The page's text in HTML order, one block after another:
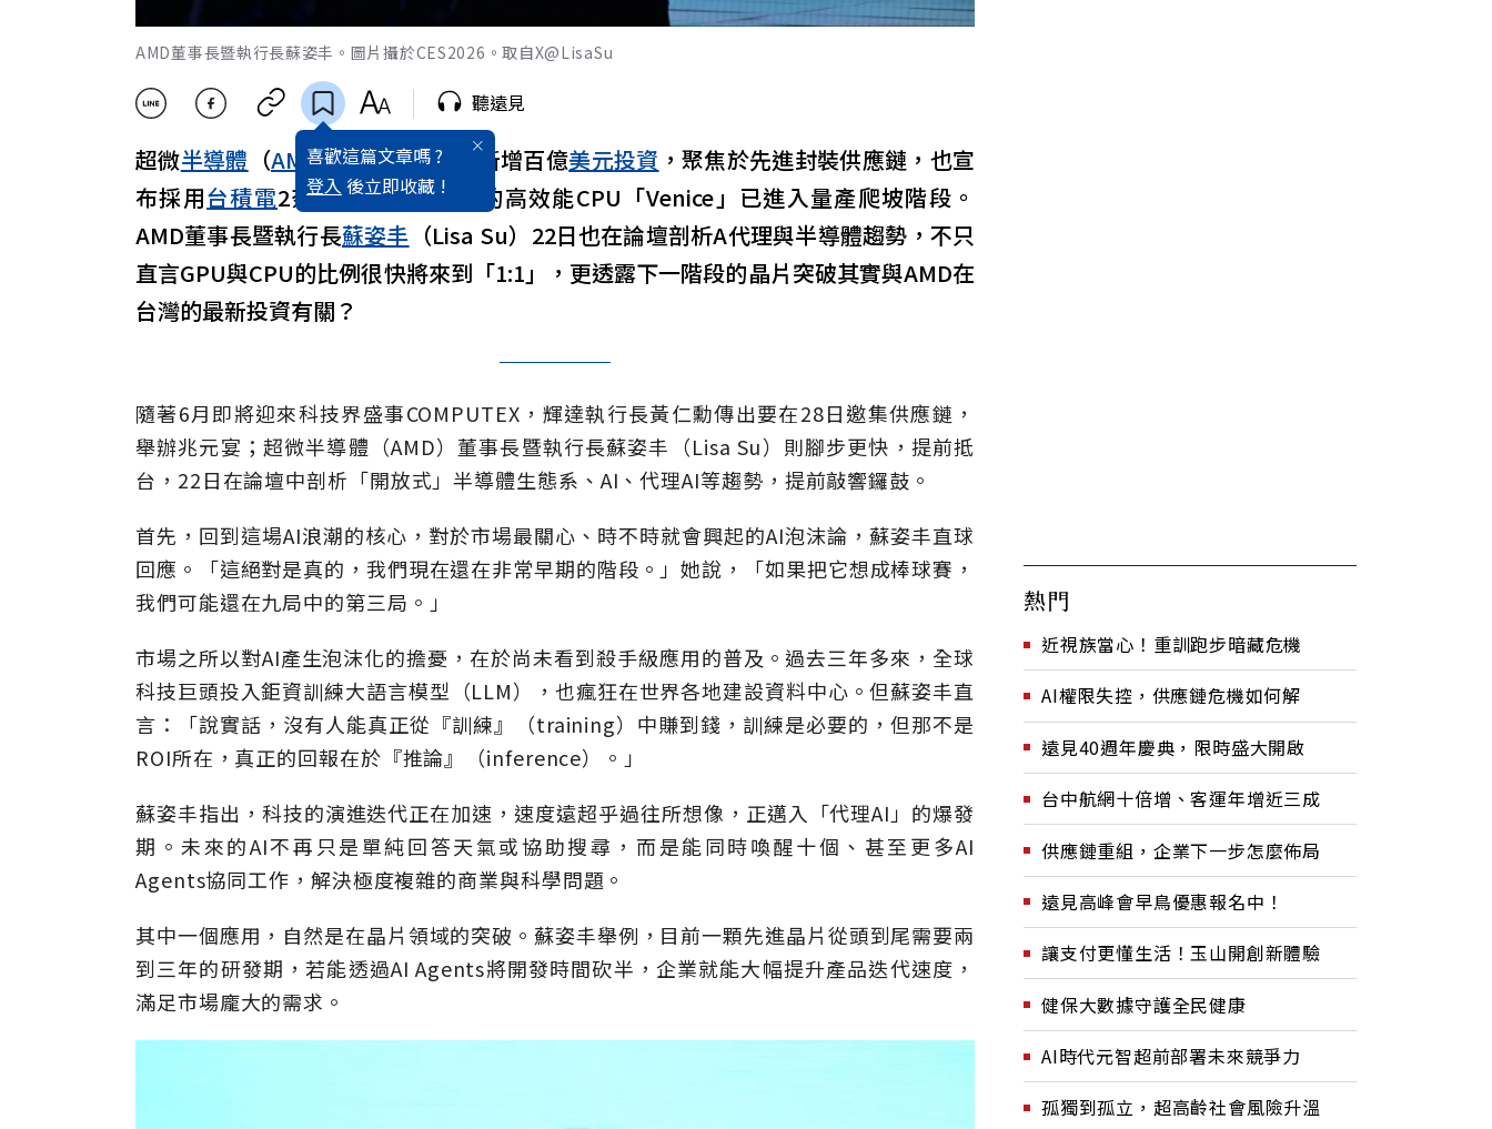
AMD董事長暨執行長蘇姿丰。圖片攝於CES2026。取自X@LisaSu
喜歡這篇文章嗎 ?
登入 後立即收藏 !
聽遠見
超微半導體 （AMD）宣布將在台灣新增百億美元投資 ，聚焦於先進封裝供應鏈，也宣
布採用台積電2奈米製程的最高階的高效能CPU「Venice」已進入量產爬坡階段。
AMD董事長暨執行長蘇姿丰 （Lisa Su）22日也在論壇剖析A代理與半導體趨勢，不只
直言GPU與CPU的比例很快將來到「1:1」，更透露下一階段的晶片突破其實與AMD在
台灣的最新投資有關？
隨著6月即將迎來科技界盛事COMPUTEX，輝達執行長黃仁勳傳出要在28日邀集供應鏈，
舉辦兆元宴；超微半導體（AMD）董事長暨執行長蘇姿丰（Lisa Su）則腳步更快，提前抵
台，22日在論壇中剖析「開放式」半導體生態系、AI、代理AI等趨勢，提前敲響鑼鼓。
首先，回到這場AI浪潮的核心，對於市場最關心、時不時就會興起的AI泡沫論，蘇姿丰直球
回應。「這絕對是真的，我們現在還在非常早期的階段。」她說，「如果把它想成棒球賽，
我們可能還在九局中的第三局。」
市場之所以對AI產生泡沫化的擔憂，在於尚未看到殺手級應用的普及。過去三年多來，全球
科技巨頭投入鉅資訓練大語言模型（LLM），也瘋狂在世界各地建設資料中心。但蘇姿丰直
言：「說實話，沒有人能真正從『訓練』（training）中賺到錢，訓練是必要的，但那不是
ROI所在，真正的回報在於『推論』（inference）。」
蘇姿丰指出，科技的演進迭代正在加速，速度遠超乎過往所想像，正邁入「代理AI」的爆發
期。未來的AI不再只是單純回答天氣或協助搜尋，而是能同時喚醒十個、甚至更多AI
Agents協同工作，解決極度複雜的商業與科學問題。
其中一個應用，自然是在晶片領域的突破。蘇姿丰舉例，目前一顆先進晶片從頭到尾需要兩
到三年的研發期，若能透過AI Agents將開發時間砍半，企業就能大幅提升產品迭代速度，
滿足市場龐大的需求。
熱門
近視族當心！重訓跑步暗藏危機
AI權限失控，供應鏈危機如何解
遠見40週年慶典，限時盛大開啟
台中航網十倍增、客運年增近三成
供應鏈重組，企業下一步怎麼佈局
遠見高峰會早鳥優惠報名中！
讓支付更懂生活！玉山開創新體驗
健保大數據守護全民健康
AI時代元智超前部署未來競爭力
孤獨到孤立，超高齡社會風險升溫